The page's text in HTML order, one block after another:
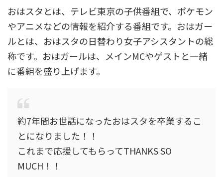
おはスタとは、テレビ東京の子供番組で、ポケモン
やアニメなどの情報を紹介する番組です。おはガー
ルとは、おはスタの日替わり女子アシスタントの総
称です。おはガールは、メインMCやゲストと一緒
に番組を盛り上げます。
約7年間お世話になったおはスタを卒業するこ
とになりました！！
これまで応援してもらってTHANKS SO
MUCH！！